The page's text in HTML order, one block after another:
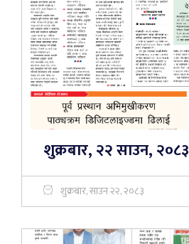
शुक्रबार, २२ साउन, २०८३
शुक्रबार, साउन २२, २०८३